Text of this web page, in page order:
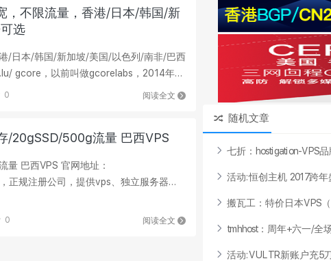
不限流量，香港/日本/韩国/新
选
/日本/韩国/新加坡/美国/以色列/南非/巴西
阅读全文
0
20gSSD/500g流量 巴西VPS
官网地址：
正规注册公司，提供vps、独立服务器
阅读全文
0
随机文章
七折 ： hostigation-VPS品
活动:恒创 主机 201 7跨年
搬瓦工 ： 特价日本VPS （
tmhhost： 周年+六一/全
活动:VULTR新账 户充5